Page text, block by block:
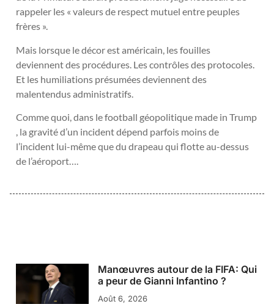
rappeler les « valeurs de respect mutuel entre peuples
frères ».
Mais lorsque le décor est américain, les fouilles
deviennent des procédures. Les contrôles des protocoles.
Et les humiliations présumées deviennent des
malentendus administratifs.
Comme quoi, dans le football géopolitique made in Trump
, la gravité d’un incident dépend parfois moins de
l’incident lui-même que du drapeau qui flotte au-dessus
de l’aéroport….
Manœuvres autour de la FIFA: Qui
a peur de Gianni Infantino ?
Août 6, 2026